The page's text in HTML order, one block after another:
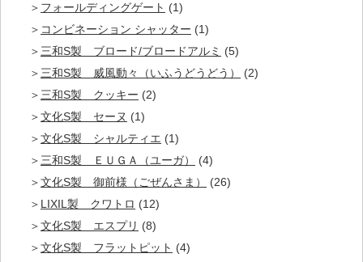
フォールディングゲート (1)
コンビネーション シャッター (1)
三和S製 ブロード/ブロードアルミ (5)
三和S製 威風動々（いふうどうどう）
(2)
三和S製 クッキー (2)
文化S製 セーヌ (1)
文化S製 シャルティエ (1)
三和S製 ＥＵＧＡ（ユーガ）
(4)
文化S製 御前様（ごぜんさま）
(26)
LIXIL製 クワトロ (12)
文化S製 エスプリ (8)
文化S製 フラットピット (4)